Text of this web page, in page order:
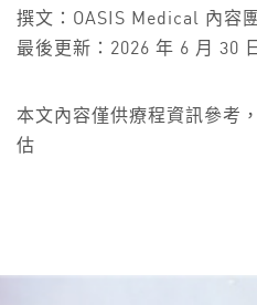
撰文：OASIS Medical 內容
最後更新：2026 年 6 月 30 日
本文內容僅供療程資訊參考
估